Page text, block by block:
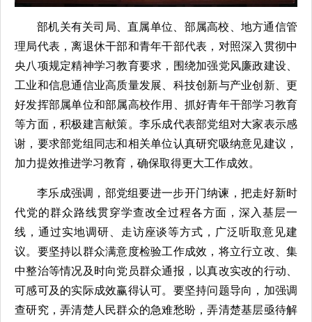
部机关有关司局、直属单位、部属高校、地方通信管
理局代表，离退休干部和青年干部代表，对照深入贯彻中
央八项规定精神学习教育要求，围绕加强党风廉政建设、
工业和信息通信业高质量发展、科技创新与产业创新、更
好发挥部属单位和部属高校作用、抓好青年干部学习教育
等方面，积极建言献策。李乐成代表部党组对大家表示感
谢，要求部党组同志和相关单位认真研究吸纳意见建议，
加力提效推进学习教育，确保取得更大工作成效。
李乐成强调，部党组要进一步开门纳谏，把走好新时
代党的群众路线贯穿学查改全过程各方面，深入基层一
线，通过实地调研、走访座谈等方式，广泛听取意见建
议。要坚持以群众满意度检验工作成效，将立行立改、集
中整治等情况及时向党员群众通报，以真改实改的行动、
可感可及的实际成效赢得认可。要坚持问题导向，加强调
查研究，弄清楚人民群众的急难愁盼，弄清楚基层亟待解